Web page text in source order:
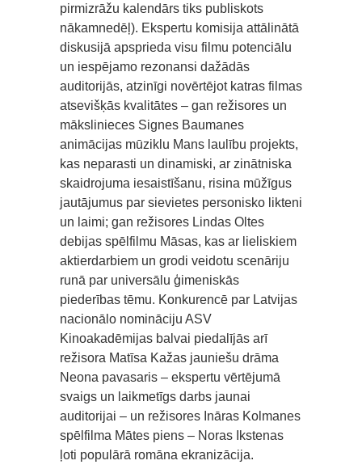
pirmizrāžu kalendārs tiks publiskots
nākamnedēļ). Ekspertu komisija attālinātā
diskusijā apsprieda visu filmu potenciālu
un iespējamo rezonansi dažādās
auditorijās, atzinīgi novērtējot katras filmas
atsevišķās kvalitātes – gan režisores un
mākslinieces Signes Baumanes
animācijas mūziklu Mans laulību projekts,
kas neparasti un dinamiski, ar zinātniska
skaidrojuma iesaistīšanu, risina mūžīgus
jautājumus par sievietes personisko likteni
un laimi; gan režisores Lindas Oltes
debijas spēlfilmu Māsas, kas ar lieliskiem
aktierdarbiem un grodi veidotu scenāriju
runā par universālu ģimeniskās
piederības tēmu. Konkurencē par Latvijas
nacionālo nomināciju ASV
Kinoakadēmijas balvai piedalījās arī
režisora Matīsa Kažas jauniešu drāma
Neona pavasaris – ekspertu vērtējumā
svaigs un laikmetīgs darbs jaunai
auditorijai – un režisores Ināras Kolmanes
spēlfilma Mātes piens – Noras Ikstenas
ļoti populārā romāna ekranizācija.